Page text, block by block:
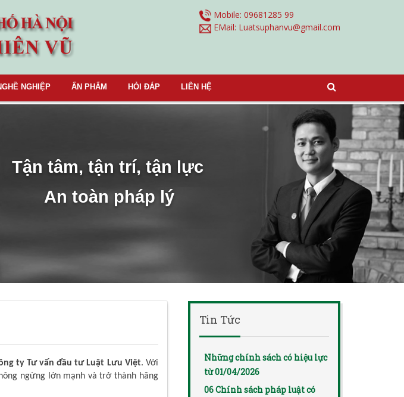
Mobile: 09681285 99
EMail: Luatsuphanvu@gmail.com
NGHIỆP ẤN PHẨM HỎI ĐÁP LIÊN HỆ
Tận tâm, tận trí, tận lực
An toàn pháp lý
ty Tư vấn đầu tư Luật Lưu Việt. Với
ngừng lớn mạnh và trở thành hãng
Tin Tức
Những chính sách có hiệu lực
từ 01/04/2026
06 Chính sách pháp luật có